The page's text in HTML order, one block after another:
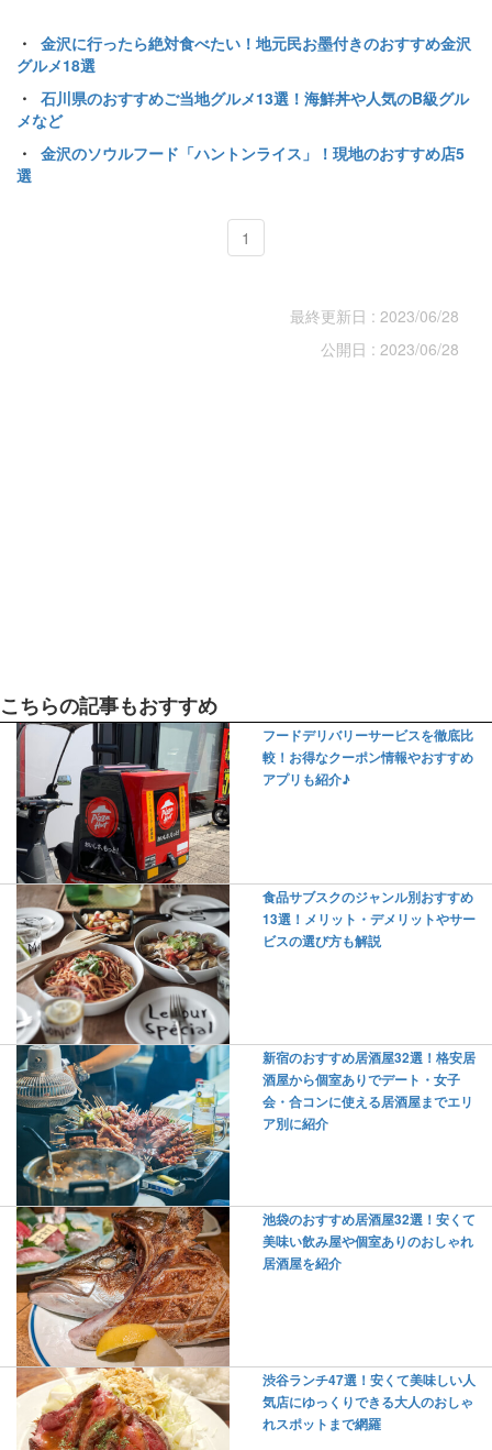
・ 金沢に行ったら絶対食べたい！地元民お墨付きのおすすめ金沢
グルメ18選
・ 石川県のおすすめご当地グルメ13選！海鮮丼や人気のB級グル
メなど
・ 金沢のソウルフード「ハントンライス」！現地のおすすめ店5
選
1
最終更新日 : 2023/06/28
公開日 : 2023/06/28
こちらの記事もおすすめ
フードデリバリーサービスを徹底比
較！お得なクーポン情報やおすすめ
アプリも紹介♪
食品サブスクのジャンル別おすすめ
13選！メリット・デメリットやサー
ビスの選び方も解説
新宿のおすすめ居酒屋32選！格安居
酒屋から個室ありでデート・女子
会・合コンに使える居酒屋までエリ
ア別に紹介
池袋のおすすめ居酒屋32選！安くて
美味い飲み屋や個室ありのおしゃれ
居酒屋を紹介
渋谷ランチ47選！安くて美味しい人
気店にゆっくりできる大人のおしゃ
れスポットまで網羅